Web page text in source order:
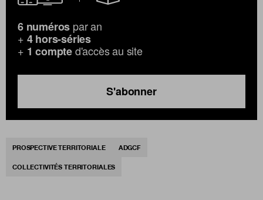
6 numéros par an
+ 4 hors-séries
+ 1 compted'accès au site
S'abonner
PROSPECTIVE TERRITORIALE ADGCF
COLLECTIVITÉS TERRITORIALES